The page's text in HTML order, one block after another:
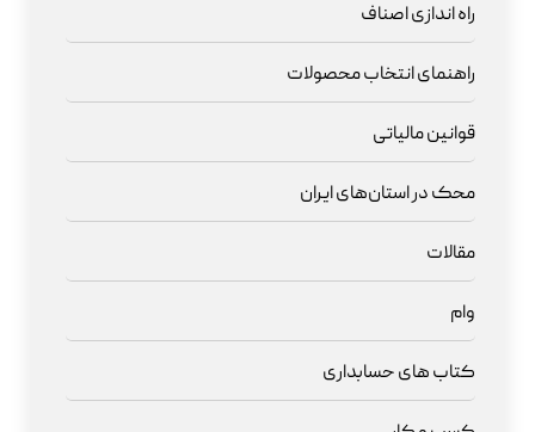
راه اندازی اصناف
راهنمای انتخاب محصولات
قوانین مالیاتی
محک در استان‌های ایران
مقالات
کتاب های حسابداری